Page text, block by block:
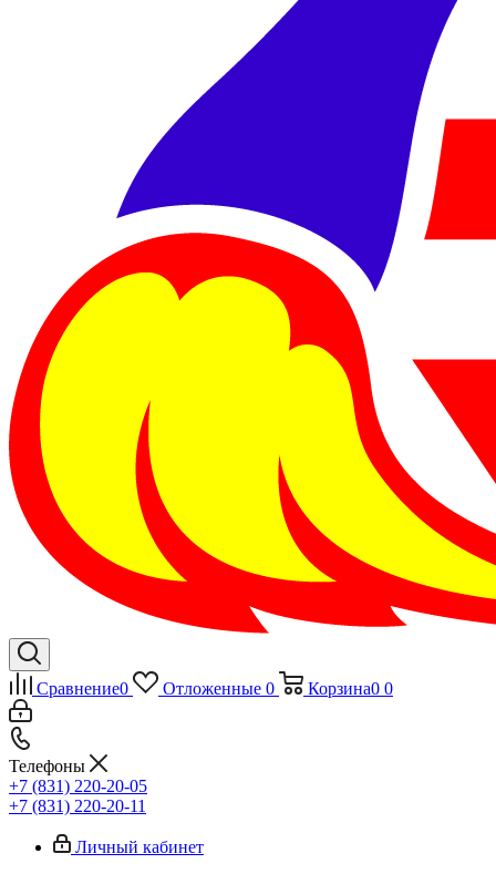
Сравнение0 Отложенные 0 Корзина0 0
Телефоны
+7 (831) 220-20-05
+7 (831) 220-20-11
Личный кабинет